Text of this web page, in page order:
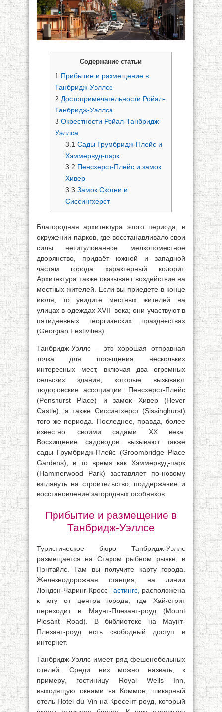
Содержание статьи
1 Прибытие и размещение в
Танбридж-Уэллсе
2 Достопримечательности Ройал-
Танбридж-Уэллса
3 Окрестности Ройал-Танбридж-
Уэллса
3.1 Сады Грумбридж-Плейс и
Хэммервуд-парк
3.2 Пенсхерст-Плейс и замок
Хивер
3.3 Замок Скотни и
Сиссингхерст
Благородная архитектура этого периода, в
окружении парков, где восстанавливало свои
силы нетитулованное мелкопоместное
дворянство, придаёт южной и западной
частям города характерный колорит.
Архитектура также оказывает воздействие на
местных жителей. Если вы приедете в конце
июля, то увидите местных жителей на
улицах в одеждах XVIII века; они участвуют в
пятидневных георгианских празднествах
(Georgian Festivities).
Танбридж-Уэллс – это хорошая отправная
точка для посещения нескольких
интересных мест, включая два огромных
сельских здания, которые вызывают
тюдоровские ассоциации: Пенсхерст-Плейс
(Penshurst Place) и замок Хивер (Hever
Castle), а также Сиссингхерст (Sissinghurst)
того же периода. Последнее, правда, более
известно своими садами XX века.
Восхищение садоводов вызывают также
сады Грумбридж-Плейс (Groombridge Place
Gardens), в то время как Хэммервуд-парк
(Hammerwood Park) заставляет по-новому
взглянуть на строительство, поддержание и
восстановление загородных особняков.
Прибытие и размещение в
Танбридж-Уэллсе
Туристическое бюро Танбридж-Уэллс
размещается на Старом рыбном рынке, в
Пэнтайлс. Там вы получите карту города.
Железнодорожная станция, на линии
Лондон-Чаринг-Кросс-Гастингс , расположена
к югу от центра города, где Хай-стрит
переходит в Маунт-Плезант-роуд (Mount
Plesant Road). В библиотеке на Маунт-
Плезант-роуд есть свободный доступ в
интернет.
Танбридж-Уэллс имеет ряд фешенебельных
отелей. Среди них можно назвать, к
примеру, гостиницу Royal Wells Inn,
выходящую окнами на Коммон; шикарный
отель Hotel du Vin на Кресент-роуд, который